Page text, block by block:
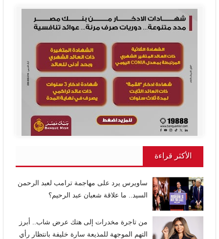
الأكثر قراءة
ساويرس يرد على مهاجمة ترامب لعبد الرحمن
السيد.. ما علاقة شعبان عبد الرحيم؟
من تاجرة مخدرات إلى هتك عرض شاب.. أبرز
التهم الموجهة للمذيعة سارة خليفة بانتظار رأي